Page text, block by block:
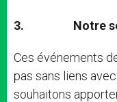
3. Notre
Ces événements
pas sans liens
souhaitons